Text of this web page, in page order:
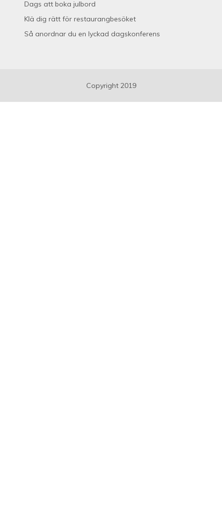
Dags att boka julbord
Klä dig rätt för restaurangbesöket
Så anordnar du en lyckad dagskonferens